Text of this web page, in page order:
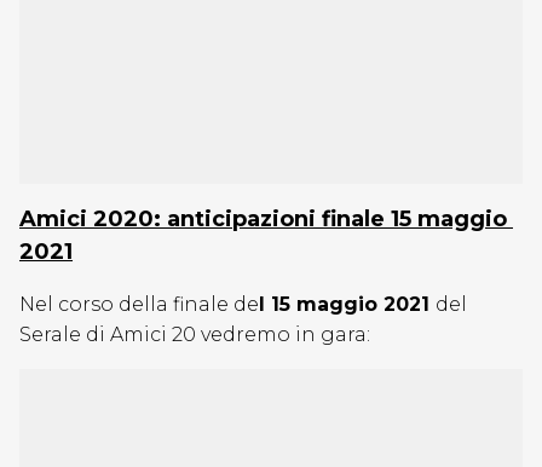
Amici 2020: anticipazioni finale 15 maggio
2021
Nel corso della finale del 15 maggio 2021 del
Serale di Amici 20 vedremo in gara: